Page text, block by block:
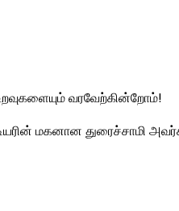
வரவேற்கின்றோம்!
மகனான துரைச்சாமி